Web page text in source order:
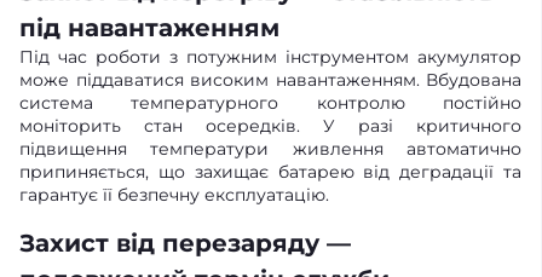
під навантаженням
Під час роботи з потужним інструментом акумулятор
може піддаватися високим навантаженням. Вбудована
система температурного контролю постійно
моніторить стан осередків. У разі критичного
підвищення температури живлення автоматично
припиняється, що захищає батарею від деградації та
гарантує її безпечну експлуатацію.
Захист від перезаряду —